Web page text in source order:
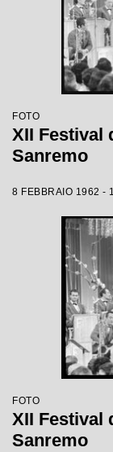
FOTO
XII Festival
Sanremo
8 FEBBRAIO 1962 -
FOTO
XII Festival
Sanremo